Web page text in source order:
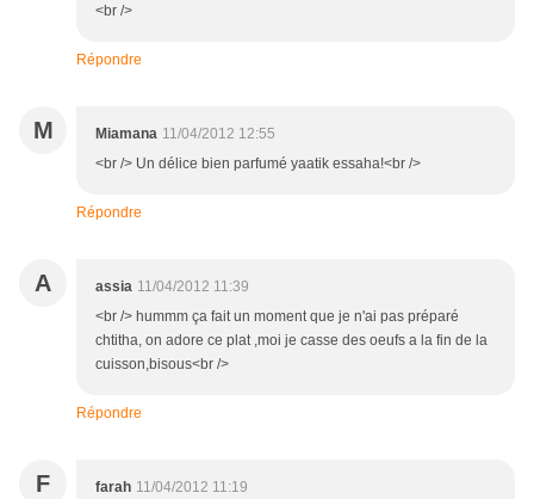
<br />
Répondre
M Miamana 11/04/2012 12:55
<br /> Un délice bien parfumé yaatik essaha!<br />
Répondre
A assia 11/04/2012 11:39
<br /> hummm ça fait un moment que je n'ai pas préparé
chtitha, on adore ce plat ,moi je casse des oeufs a la fin de la
cuisson,bisous<br />
Répondre
F farah 11/04/2012 11:19